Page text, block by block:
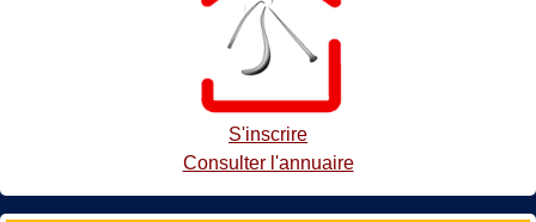
S'inscrire
Consulter l'annuaire